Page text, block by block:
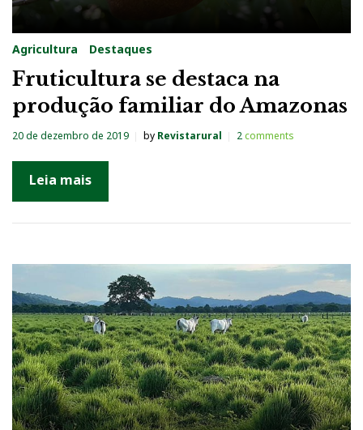
Agricultura Destaques
Fruticultura se destaca na
produção familiar do Amazonas
20 de dezembro de 2019 by Revistarural 2comments
Leia mais